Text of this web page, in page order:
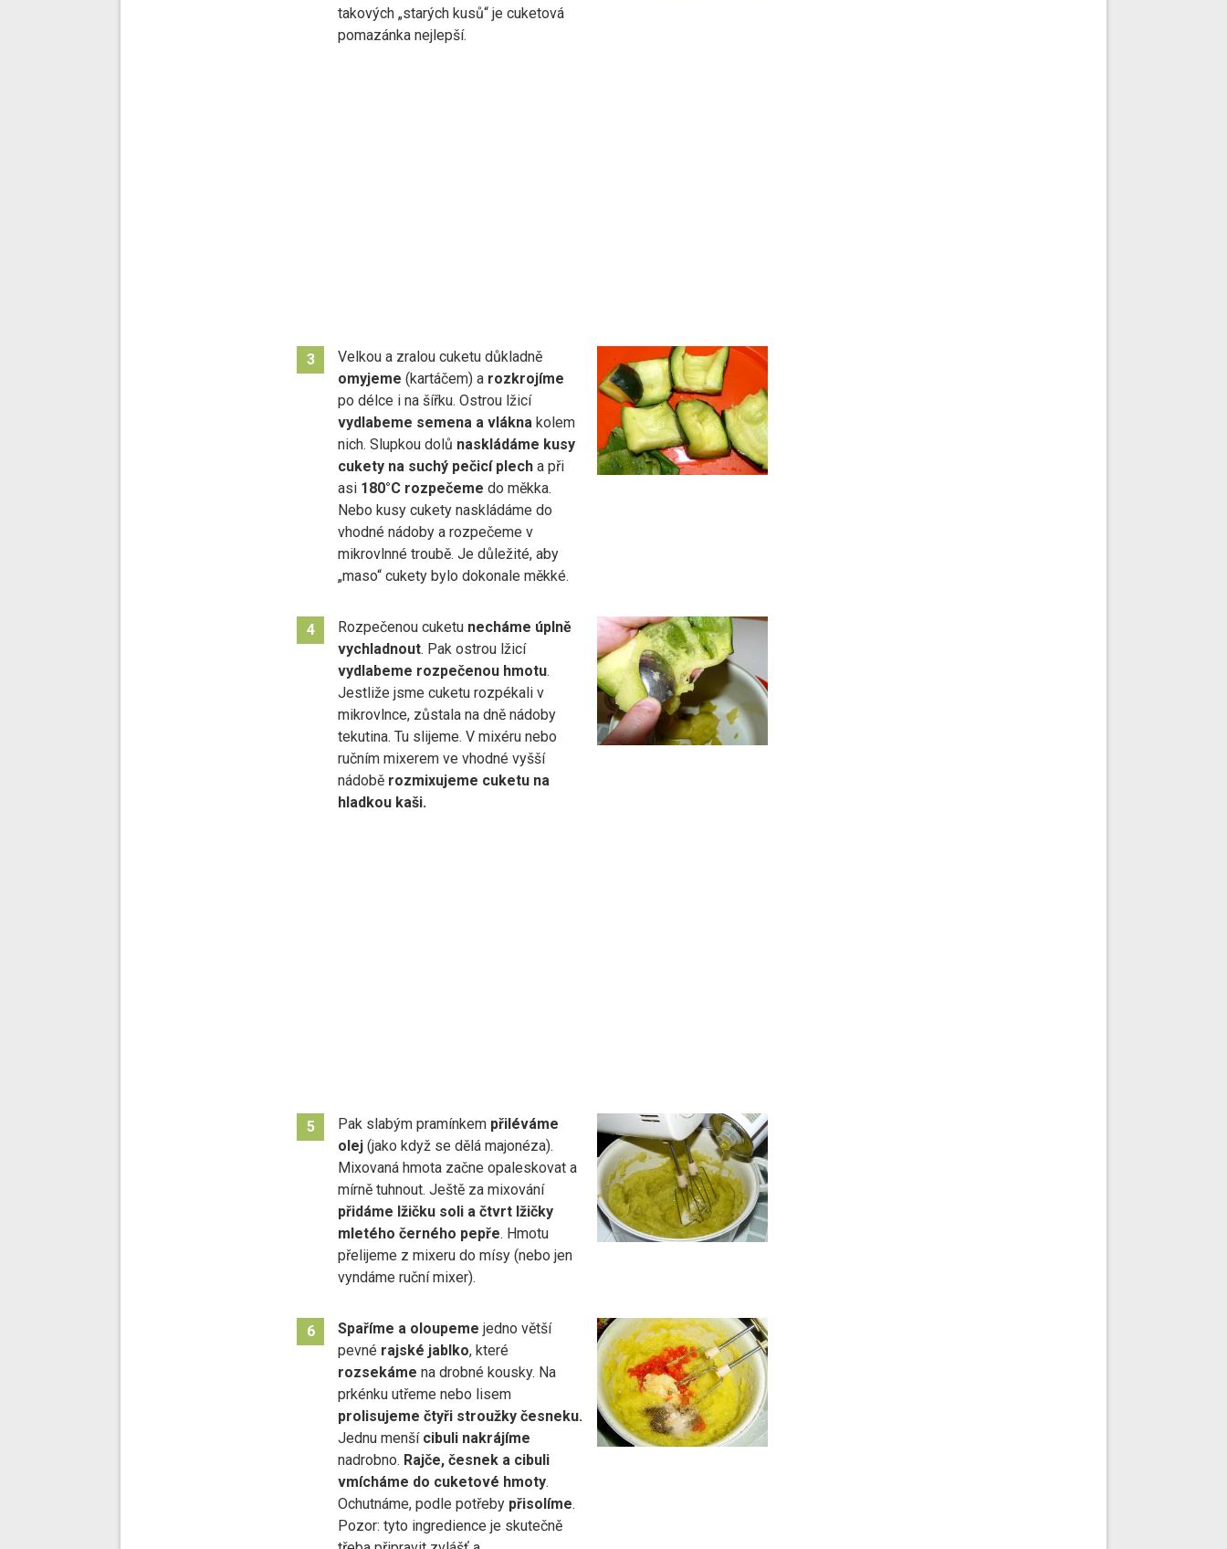
takových „starých kusů“ je cuketová
pomazánka nejlepší.
3
Velkou a zralou cuketu důkladně
omyjeme (kartáčem) a rozkrojíme
po délce i na šířku. Ostrou lžicí
vydlabeme semena a vláknakolem
nich. Slupkou dolů naskládáme kusy
cukety na suchý pečicí plecha při
asi180°C rozpečeme do měkka.
Nebo kusy cukety naskládáme do
vhodné nádoby a rozpečeme v
mikrovlnné troubě. Je důležité, aby
„maso“ cukety bylo dokonale měkké.
4 Rozpečenou cuketunecháme úplně
vychladnout. Pak ostrou lžicí
vydlabeme rozpečenou hmotu.
Jestliže jsme cuketu rozpékali v
mikrovlnce, zůstala na dně nádoby
tekutina. Tu slijeme. V mixéru nebo
ručním mixerem ve vhodné vyšší
nádobě rozmixujeme cuketu na
hladkou kaši.
5 Pak slabým pramínkem přiléváme
olej(jako když se dělá majonéza).
Mixovaná hmota začne opaleskovat a
mírně tuhnout. Ještě za mixování
přidáme lžičku soli a čtvrt lžičky
mletého černého pepře. Hmotu
přelijeme z mixeru do mísy (nebo jen
vyndáme ruční mixer).
6 Spaříme a oloupeme jedno větší
pevné rajské jablko, které
rozsekáme na drobné kousky. Na
prkénku utřeme nebo lisem
prolisujeme čtyři stroužky česneku.
Jednu menší cibuli nakrájíme
nadrobno. Rajče, česnek a cibuli
vmícháme do cuketové hmoty.
Ochutnáme, podle potřeby přisolíme.
Pozor: tyto ingredience je skutečně